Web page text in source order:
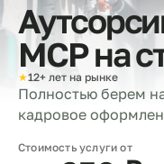
МСР на
★12+ лет на рынке
Полностью берем
кадровое
Стоимость услуги от